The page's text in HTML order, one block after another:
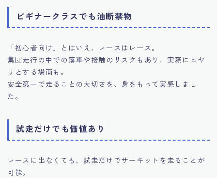
ビギナークラスでも油断禁物
「初心者向け」とはいえ、レースはレース。
集団走行の中での落車や接触のリスクもあり、実際にヒヤ
リとする場面も。
安全第一で走ることの大切さを、身をもって実感しまし
た。
試走だけでも価値あり
レースに出なくても、試走だけでサーキットを走ることが
可能。